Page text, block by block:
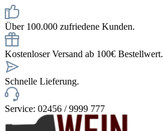
Über 100.000 zufriedene Kunden.
Kostenloser Versand ab 100€ Bestellwert.
Schnelle Lieferung.
Service: 02456 / 9999 777